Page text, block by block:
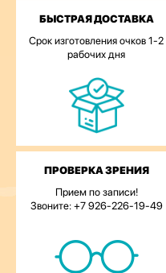
БЫСТРАЯ ДОСТАВКА
Срок изготовления очков 1-2
рабочих дня
ПРОВЕРКА ЗРЕНИЯ
Прием по записи!
Звоните: +7 926-226-19-49